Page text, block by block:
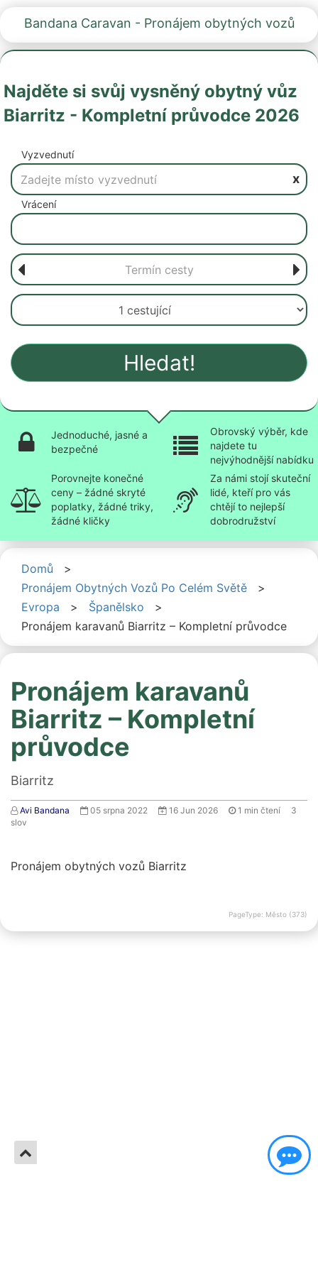
Bandana Caravan - Pronájem obytných vozů
Najděte si svůj vysněný obytný vůz
Biarritz - Kompletní průvodce 2026
Vyzvednutí
x
Vrácení
Hledat!
Jednoduché, jasné a
bezpečné
Obrovský výběr, kde
najdete tu
nejvýhodnější nabídku
Porovnejte konečné
ceny – žádné skryté
poplatky, žádné triky,
žádné kličky
Za námi stojí skuteční
lidé, kteří pro vás
chtějí to nejlepší
dobrodružství
Domů
>
Pronájem Obytných Vozů Po Celém Světě
>
Evropa
> Španělsko
>
Pronájem karavanů Biarritz – Kompletní průvodce
Pronájem karavanů
Biarritz – Kompletní
průvodce
Biarritz
Avi Bandana 05 srpna 2022 16 Jun 2026 1 min čtení
3
slov
Pronájem obytných vozů Biarritz
PageType: Město (373)